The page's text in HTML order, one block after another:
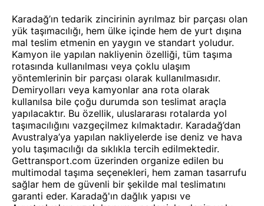
Karadağ’ın tedarik zincirinin ayrılmaz bir parçası olan
yük taşımacılığı, hem ülke içinde hem de yurt dışına
mal teslim etmenin en yaygın ve standart yoludur.
Kamyon ile yapılan nakliyenin özelliği, tüm taşıma
rotasında kullanılması veya çoklu ulaşım
yöntemlerinin bir parçası olarak kullanılmasıdır.
Demiryolları veya kamyonlar ana rota olarak
kullanılsa bile çoğu durumda son teslimat araçla
yapılacaktır. Bu özellik, uluslararası rotalarda yol
taşımacılığını vazgeçilmez kılmaktadır. Karadağ’dan
Avustralya’ya yapılan nakliyelerde ise deniz ve hava
yolu taşımacılığı da sıklıkla tercih edilmektedir.
Gettransport.com üzerinden organize edilen bu
multimodal taşıma seçenekleri, hem zaman tasarrufu
sağlar hem de güvenli bir şekilde mal teslimatını
garanti eder. Karadağ'ın dağlık yapısı ve